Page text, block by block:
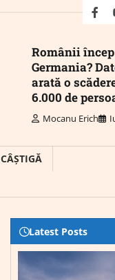
Românii
Germania?
arată o
6.000 de
Mocanu Erich
CÂȘTIGĂ
Latest Posts